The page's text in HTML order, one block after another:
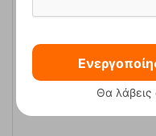
Prtworsley Twllight
Κωδικός:
Θα λάβεις